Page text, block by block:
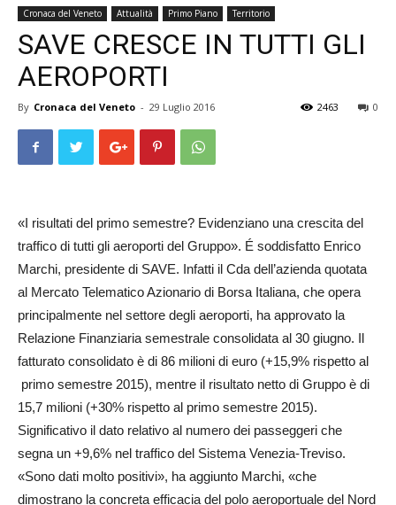
Veneto
Cronaca del Veneto Attualità Primo Piano Territorio
SAVE CRESCE IN TUTTI GLI
AEROPORTI
By Cronaca del Veneto - 29 Luglio 2016 0
2463
«I risultati del primo semestre? Evidenziano una crescita del
traffico di tutti gli aeroporti del Gruppo». É soddisfatto Enrico
Marchi, presidente di SAVE. Infatti il Cda dell’azienda quotata
al Mercato Telematico Azionario di Borsa Italiana, che opera
principalmente nel settore degli aeroporti, ha approvato la
Relazione Finanziaria semestrale consolidata al 30 giugno. Il
fatturato consolidato è di 86 milioni di euro (+15,9% rispetto al
primo semestre 2015), mentre il risultato netto di Gruppo è di
15,7 milioni (+30% rispetto al primo semestre 2015).
Significativo il dato relativo al numero dei passeggeri che
segna un +9,6% nel traffico del Sistema Venezia-Treviso.
«Sono dati molto positivi», ha aggiunto Marchi, «che
dimostrano la concreta efficacia del polo aeroportuale del Nord